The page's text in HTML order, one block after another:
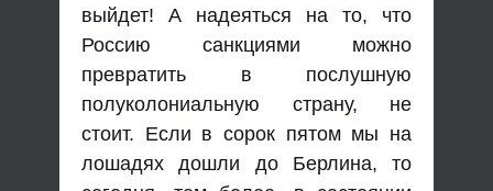
выйдет! А надеяться на то, что
Россию санкциями можно
превратить в послушную
полуколониальную страну, не
стоит. Если в сорок пятом мы на
лошадях дошли до Берлина, то